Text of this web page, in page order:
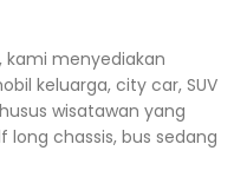
kami menyediakan
keluarga, city car, SUV
wisatawan yang
long chassis, bus sedang